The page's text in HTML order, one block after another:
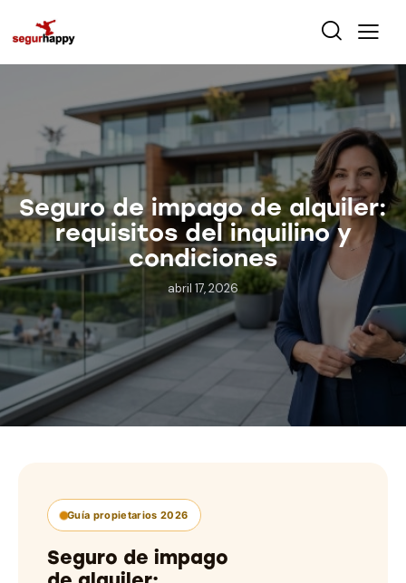
Seguro de impago de alquiler:
requisitos del inquilino y
condiciones
abril 17, 2026
Guía propietarios 2026
Seguro de impago